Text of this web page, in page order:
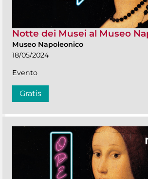
Notte dei Musei al Museo
Museo Napoleonico
18/05/2024
Evento
Gratis